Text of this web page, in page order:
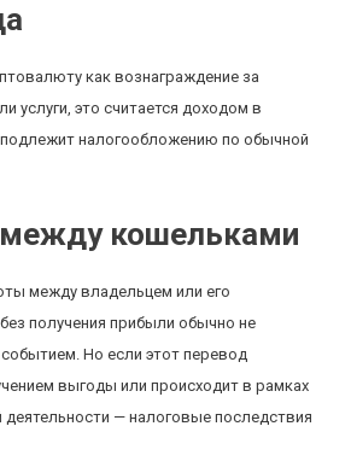
как вознаграждение за
услуги, это считается доходом в
налогообложению по обычной
кошельками
между владельцем или его
получения прибыли обычно не
Но если этот перевод
выгоды или происходит в рамках
деятельности — налоговые последствия